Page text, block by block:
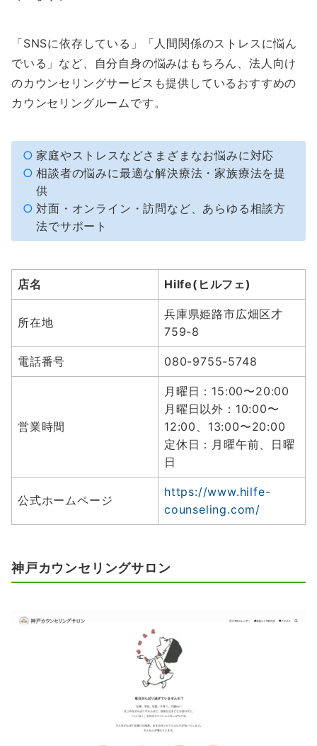
「SNSに依存している」「人間関係のストレスに悩ん
でいる」など、自分自身の悩みはもちろん、法人向け
のカウンセリングサービスも提供しているおすすめの
カウンセリングルームです。
家庭やストレスなどさまざまなお悩みに対応
相談者の悩みに最適な解決療法・家族療法を提
供
対面・オンライン・訪問など、あらゆる相談方
法でサポート
店名 Hilfe(ヒルフェ)
所在地
兵庫県姫路市広畑区才
759-8
電話番号 080-9755-5748
営業時間
月曜日：15:00〜20:00
月曜日以外：10:00〜
12:00、13:00〜20:00
定休日：月曜午前、日曜
日
公式ホームページ
https://www.hilfe-
counseling.com/
神戸カウンセリングサロン